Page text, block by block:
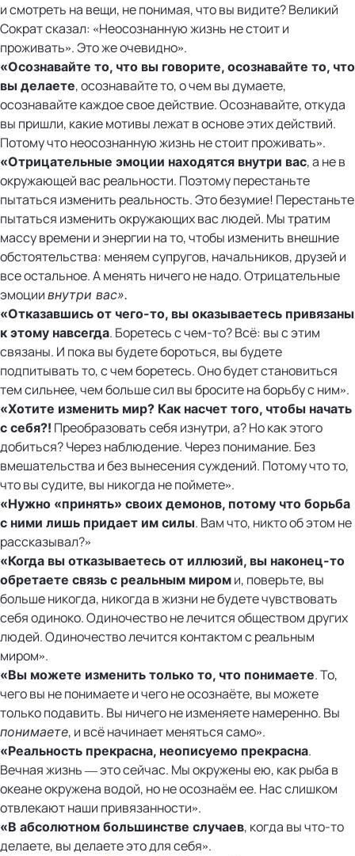
и смотреть на вещи, не понимая, что вы видите? Великий
Сократ сказал: «Неосознанную жизнь не стоит и
проживать». Это же очевидно».
«Осознавайте то, что вы говорите, осознавайте то, что
вы делаете, осознавайте то, о чем вы думаете,
осознавайте каждое свое действие. Осознавайте, откуда
вы пришли, какие мотивы лежат в основе этих действий.
Потому что неосознанную жизнь не стоит проживать».
«Отрицательные эмоции находятся внутри вас, а не в
окружающей вас реальности. Поэтому перестаньте
пытаться изменить реальность. Это безумие! Перестаньте
пытаться изменить окружающих вас людей. Мы тратим
массу времени и энергии на то, чтобы изменить внешние
обстоятельства: меняем супругов, начальников, друзей и
все остальное. А менять ничего не надо. Отрицательные
эмоции внутри вас».
«Отказавшись от чего-то, вы оказываетесь привязаны
к этому навсегда. Боретесь с чем-то? Всё: вы с этим
связаны. И пока вы будете бороться, вы будете
подпитывать то, с чем боретесь. Оно будет становиться
тем сильнее, чем больше сил вы бросите на борьбу с ним».
«Хотите изменить мир? Как насчет того, чтобы начать
с себя?! Преобразовать себя изнутри, а? Но как этого
добиться? Через наблюдение. Через понимание. Без
вмешательства и без вынесения суждений. Потому что то,
что вы судите, вы никогда не поймете».
«Нужно «принять» своих демонов, потому что борьба
с ними лишь придает им силы. Вам что, никто об этом не
рассказывал?»
«Когда вы отказываетесь от иллюзий, вы наконец-то
обретаете связь с реальным миром и, поверьте, вы
больше никогда, никогда в жизни не будете чувствовать
себя одиноко. Одиночество не лечится обществом других
людей. Одиночество лечится контактом с реальным
миром».
«Вы можете изменить только то, что понимаете. То,
чего вы не понимаете и чего не осознаёте, вы можете
только подавить. Вы ничего не изменяете намеренно. Вы
понимаете, и всё начинает меняться само».
«Реальность прекрасна, неописуемо прекрасна.
Вечная жизнь — это сейчас. Мы окружены ею, как рыба в
океане окружена водой, но не осознаём ее. Нас слишком
отвлекают наши привязанности».
«В абсолютном большинстве случаев, когда вы что-то
делаете, вы делаете это для себя».